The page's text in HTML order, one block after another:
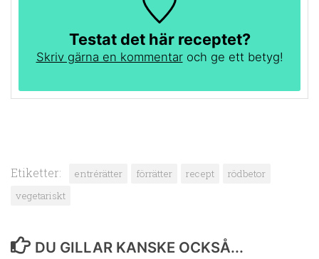
Testat det här receptet?
Skriv gärna en kommentaroch ge ett betyg!
Etiketter: entrérätter förrätter recept
rödbetor
vegetariskt
DU GILLAR KANSKE OCKSÅ...